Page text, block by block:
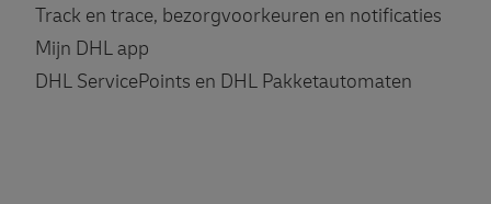
Track en trace, bezorgvoorkeuren en notificaties
Mijn DHL app
DHL ServicePoints en DHL Pakketautomaten